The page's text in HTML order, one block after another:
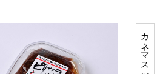
カネマス福丸屋